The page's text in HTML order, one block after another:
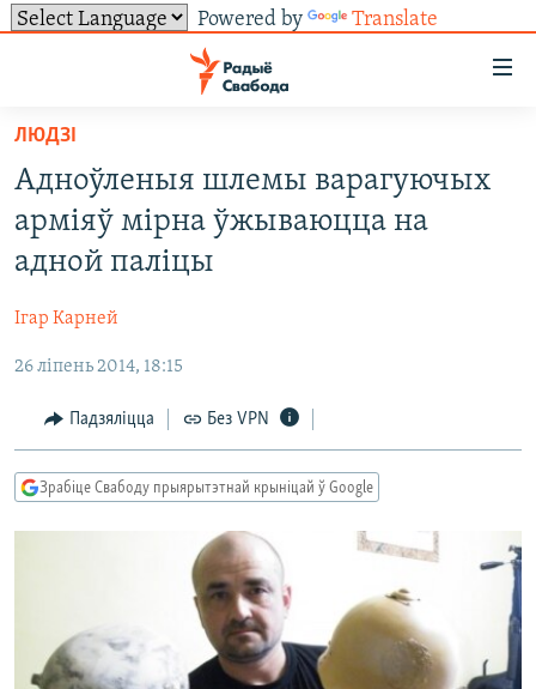
Powered by Translate
ўнівэрсальнага
доступу
Перайсьці
да
галоўнага
зьместу
да
навігацыі
Перайсьці
пошуку
УСЕ НАВІНЫ
ВІДЭА І ФОТА
ПАЛІТЫКА
ЭКАНОМІКА
ВАЙНА
ПАЛІТВЯЗЬНІ
ТОЛЬКІ НА СВАБОДЗЕ
ГІСТОРЫЯ НА СВАБОДЗЕ
ПАДКАСТЫ
КНІГІ
PREMIUM
СУВЯЗЬ
ПАДЗЯЛІЦЦА ІНФАРМАЦЫЯЙ
RSS
ПАДКАСТЫ
FACEBOOK
ЛЮДЗІ
Адноўленыя шлемы варагуючых
арміяў мірна ўжываюцца на
адной паліцы
Ігар Карней
26 ліпень 2014, 18:15
Падзяліцца Без VPN
Зрабіце Свабоду прыярытэтнай крыніцай ў Google